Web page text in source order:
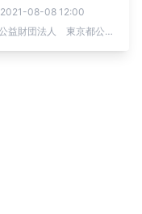
2021-08-08 12:00
公益財団法人 東京都公園協会